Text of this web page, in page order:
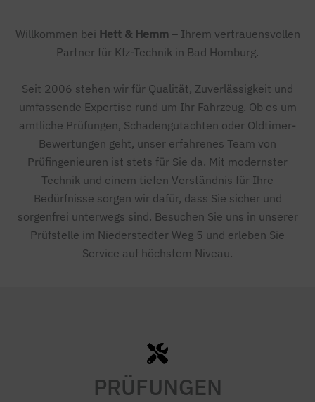
Willkommen bei Hett & Hemm – Ihrem vertrauensvollen
Partner für Kfz-Technik in Bad Homburg.
Seit 2006 stehen wir für Qualität, Zuverlässigkeit und
umfassende Expertise rund um Ihr Fahrzeug. Ob es um
amtliche Prüfungen, Schadengutachten oder Oldtimer-
Bewertungen geht, unser erfahrenes Team von
Prüfingenieuren ist stets für Sie da. Mit modernster
Technik und einem tiefen Verständnis für Ihre
Bedürfnisse sorgen wir dafür, dass Sie sicher und
sorgenfrei unterwegs sind. Besuchen Sie uns in unserer
Prüfstelle im Niederstedter Weg 5 und erleben Sie
Service auf höchstem Niveau.
PRÜFUNGEN